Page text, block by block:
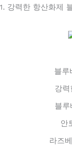
강력한 항산화제
블루
강
블
안
라즈